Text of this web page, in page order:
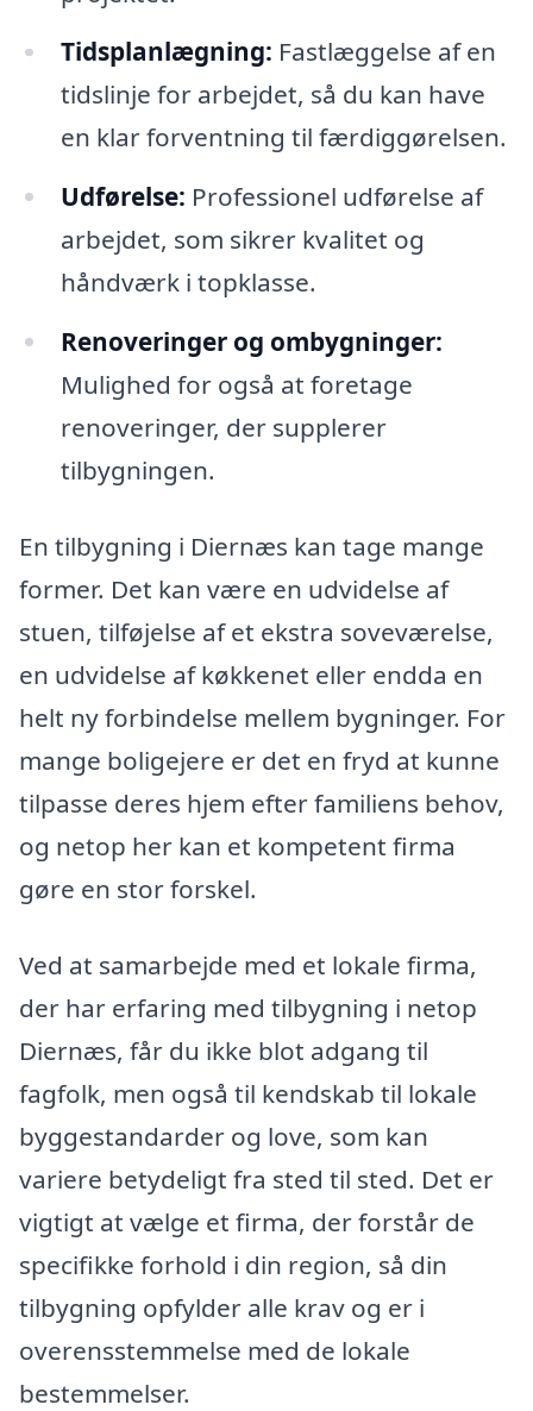
Tidsplanlægning: Fastlæggelse af en
tidslinje for arbejdet, så du kan have
en klar forventning til færdiggørelsen.
Udførelse: Professionel udførelse af
arbejdet, som sikrer kvalitet og
håndværk i topklasse.
Renoveringer og ombygninger:
Mulighed for også at foretage
renoveringer, der supplerer
tilbygningen.
En tilbygning i Diernæs kan tage mange
former. Det kan være en udvidelse af
stuen, tilføjelse af et ekstra soveværelse,
en udvidelse af køkkenet eller endda en
helt ny forbindelse mellem bygninger. For
mange boligejere er det en fryd at kunne
tilpasse deres hjem efter familiens behov,
og netop her kan et kompetent firma
gøre en stor forskel.
Ved at samarbejde med et lokale firma,
der har erfaring med tilbygning i netop
Diernæs, får du ikke blot adgang til
fagfolk, men også til kendskab til lokale
byggestandarder og love, som kan
variere betydeligt fra sted til sted. Det er
vigtigt at vælge et firma, der forstår de
specifikke forhold i din region, så din
tilbygning opfylder alle krav og er i
overensstemmelse med de lokale
bestemmelser.